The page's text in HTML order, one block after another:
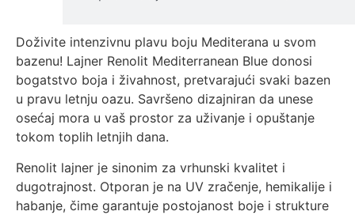
Doživite intenzivnu plavu boju Mediterana u svom
bazenu! Lajner Renolit Mediterranean Blue donosi
bogatstvo boja i živahnost, pretvarajući svaki bazen
u pravu letnju oazu. Savršeno dizajniran da unese
osećaj mora u vaš prostor za uživanje i opuštanje
tokom toplih letnjih dana.
Renolit lajner je sinonim za vrhunski kvalitet i
dugotrajnost. Otporan je na UV zračenje, hemikalije i
habanje, čime garantuje postojanost boje i strukture